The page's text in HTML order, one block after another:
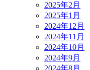
2025年2月
2025年1月
2024年12月
2024年11月
2024年10月
2024年9月